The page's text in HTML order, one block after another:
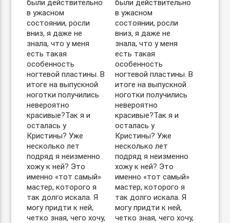
были действительно
в ужасном
состоянии, росли
вниз, я даже не
знала, что у меня
есть такая
особенность
ногтевой пластины. В
итоге на выпускной
ноготки получились
невероятно
красивые?Так я и
осталась у
Кристины? Уже
несколько лет
подряд я неизменно
хожу к ней? Это
именно «тот самый»
мастер, которого я
так долго искала. Я
могу придти к ней,
четко зная, чего хочу,
были действительно
в ужасном
состоянии, росли
вниз, я даже не
знала, что у меня
есть такая
особенность
ногтевой пластины. В
итоге на выпускной
ноготки получились
невероятно
красивые?Так я и
осталась у
Кристины? Уже
несколько лет
подряд я неизменно
хожу к ней? Это
именно «тот самый»
мастер, которого я
так долго искала. Я
могу придти к ней,
четко зная, чего хочу,